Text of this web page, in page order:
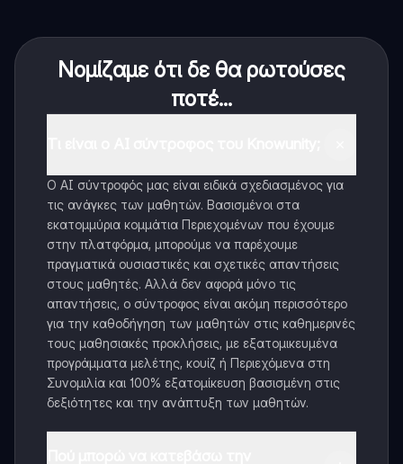
Νομίζαμε ότι δε θα ρωτούσες
ποτέ...
Ο AI σύντροφός μας είναι ειδικά σχεδιασμένος για
τις ανάγκες των μαθητών. Βασισμένοι στα
εκατομμύρια κομμάτια Περιεχομένων που έχουμε
στην πλατφόρμα, μπορούμε να παρέχουμε
πραγματικά ουσιαστικές και σχετικές απαντήσεις
στους μαθητές. Αλλά δεν αφορά μόνο τις
απαντήσεις, ο σύντροφος είναι ακόμη περισσότερο
για την καθοδήγηση των μαθητών στις καθημερινές
τους μαθησιακές προκλήσεις, με εξατομικευμένα
προγράμματα μελέτης, κουίζ ή Περιεχόμενα στη
Συνομιλία και 100% εξατομίκευση βασισμένη στις
δεξιότητες και την ανάπτυξη των μαθητών.